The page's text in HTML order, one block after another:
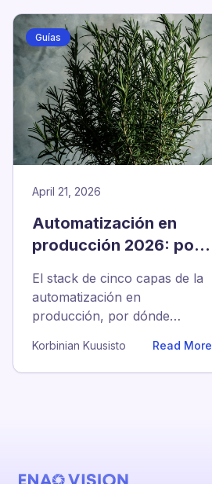
Guías
April 21, 2026
Automatización en
producción 2026: por
verdad
El stack de cinco capas de la
automatización en
producción, por dónde
SME y qué proyectos
posponer hasta 2027.
Korbinian Kuusisto Read More